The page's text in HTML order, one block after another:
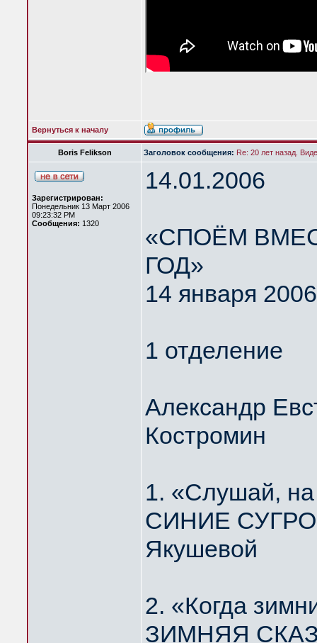
Вернуться к началу
Boris Felikson Заголовок сообщения: Re: 20 лет назад.
Зарегистрирован:
Понедельник 13 Март 2006
09:23:32 PM
Сообщения: 1320
14.01.2006
«СПОЁМ
ГОД»
14 января
1 отделение
Александр
Костромин
1. «Слушай,
СИНИЕ
Якушевой
2. «Когда
ЗИМНЯЯ